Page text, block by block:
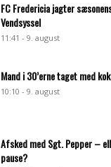
FC Fredericia jagter
Vendsyssel
11:41 - 9. august
Mand i 30’erne taget med
10:10 - 9. august
Afsked med Sgt. Pepper –
pause?